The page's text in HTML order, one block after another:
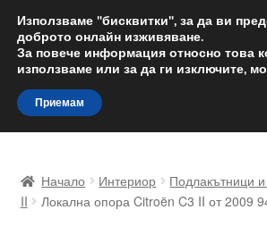
ДОСТАВКА от 12
Доставка по целия
Skip
to
navigation
Skip
to
content
Доставка по целия свят
Начало Интериор Подлакътници
II
Локална опора Citroën C3 II от 2009
Използваме "бисквитки", за да ви
доброто онлайн изживяване.
За повече информация относно това
използваме или за да ги изключите,
Приемам